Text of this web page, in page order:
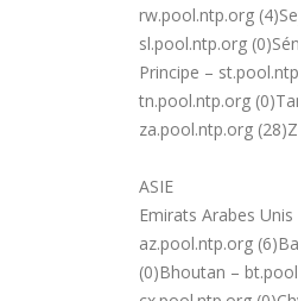
rw.pool.ntp.org
sl.pool.ntp.org
Principe –
tn.pool.ntp.org
za.pool.ntp.org
ASIE
Emirats Arabes
az.pool.ntp.org
(0)Bhoutan –